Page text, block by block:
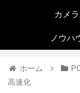
カメラ
ノウハ
ホーム
高速化